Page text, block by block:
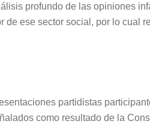
profundo de las opiniones
de ese sector social, por lo cual
partidistas
como resultado de la